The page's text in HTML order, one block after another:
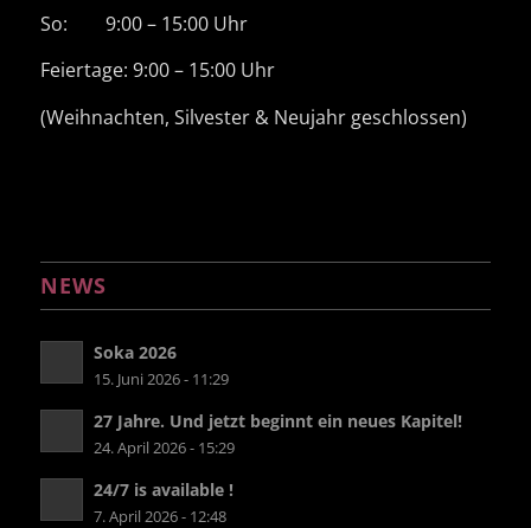
So: 9:00 – 15:00 Uhr
Feiertage: 9:00 – 15:00 Uhr
(Weihnachten, Silvester & Neujahr geschlossen)
NEWS
Soka 2026
15. Juni 2026 - 11:29
27 Jahre. Und jetzt beginnt ein neues Kapitel!
24. April 2026 - 15:29
24/7 is available !
7. April 2026 - 12:48